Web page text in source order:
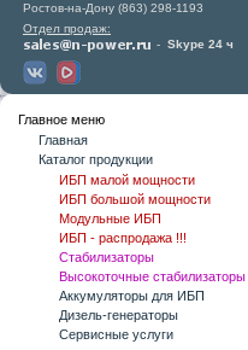
Ростов-на-Дону (863) 298-1193
Отдел продаж:
- Skype 24 ч
Главное меню
Главная
Каталог продукции
ИБП малой мощности
ИБП большой мощности
Модульные ИБП
ИБП - распродажа !!!
Стабилизаторы
Высокоточные стабилизаторы
Аккумуляторы для ИБП
Дизель-генераторы
Сервисные услуги